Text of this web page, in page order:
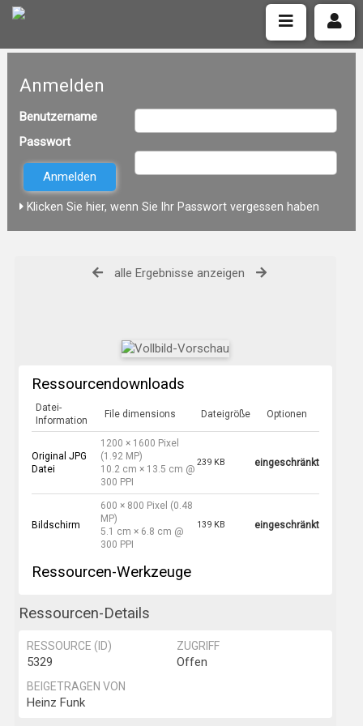
Anmelden
Benutzername
Passwort
Klicken Sie hier, wenn Sie Ihr Passwort vergessen haben
alle Ergebnisse anzeigen
Ressourcendownloads
Datei-
Information
File dimensions Dateigröße Optionen
Original JPG
Datei
1200 × 1600 Pixel
(1.92 MP)
10.2 cm × 13.5 cm @
300 PPI
239 KB eingeschränkt
Bildschirm
600 × 800 Pixel (0.48
MP)
5.1 cm × 6.8 cm @
300 PPI
139 KB eingeschränkt
Ressourcen-Werkzeuge
Ressourcen-Details
RESSOURCE (ID)
5329
ZUGRIFF
Offen
BEIGETRAGEN VON
Heinz Funk